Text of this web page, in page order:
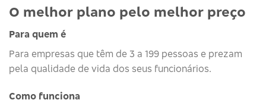
O melhor plano pelo melhor preço
Para quem é
Para empresas que têm de 3 a 199 pessoas e prezam
pela qualidade de vida dos seus funcionários.
Como funciona